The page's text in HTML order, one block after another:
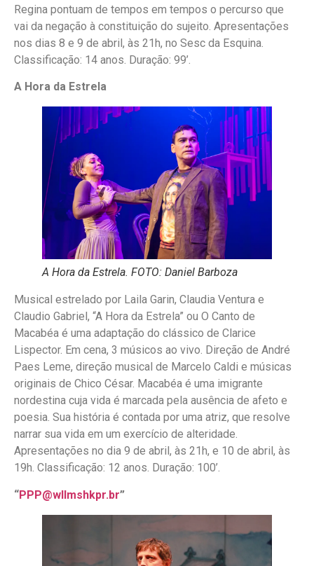
Regina pontuam de tempos em tempos o percurso que
vai da negação à constituição do sujeito. Apresentações
nos dias 8 e 9 de abril, às 21h, no Sesc da Esquina.
Classificação: 14 anos. Duração: 99’.
A Hora da Estrela
A Hora da Estrela. FOTO: Daniel Barboza
Musical estrelado por Laila Garin, Claudia Ventura e
Claudio Gabriel, “A Hora da Estrela” ou O Canto de
Macabéa é uma adaptação do clássico de Clarice
Lispector. Em cena, 3 músicos ao vivo. Direção de André
Paes Leme, direção musical de Marcelo Caldi e músicas
originais de Chico César. Macabéa é uma imigrante
nordestina cuja vida é marcada pela ausência de afeto e
poesia. Sua história é contada por uma atriz, que resolve
narrar sua vida em um exercício de alteridade.
Apresentações no dia 9 de abril, às 21h, e 10 de abril, às
19h. Classificação: 12 anos. Duração: 100’.
“PPP@wllmshkpr.br”